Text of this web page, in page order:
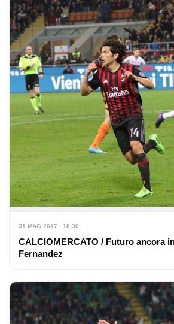
31 MAG 2017 · 18:30
CALCIOMERCATO / Futuro ancora
Fernandez